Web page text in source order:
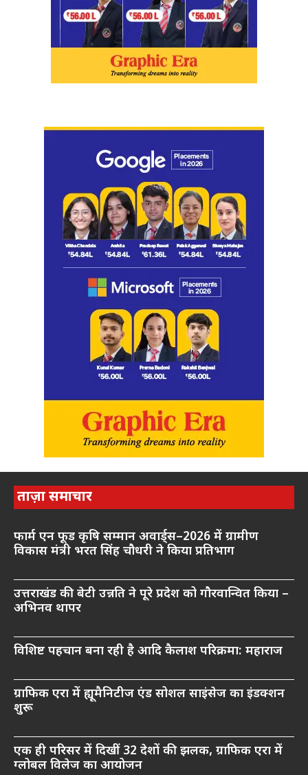
ताज़ा समाचार
फार्म एन फूड कृषि सम्मान अवार्ड्स–2026 में ग्रामीण
विकास मंत्री भरत सिंह चौधरी ने किया प्रतिभाग
उत्तराखंड की बेटी उन्नति ने पूरे प्रदेश को गौरवान्वित किया –
अभिनव थापर
विशिष्ट पहचान बना रही है आदि कैलाश परिक्रमा: महाराज
ग्राफिक एरा में ह्यूमैनिटीज एंड सोशल साइंसेज का इंडक्शन
शुरू
एक ही परिसर में दिखीं 32 देशों की झलक, ग्राफिक एरा में
ग्लोबल विलेज का आयोजन